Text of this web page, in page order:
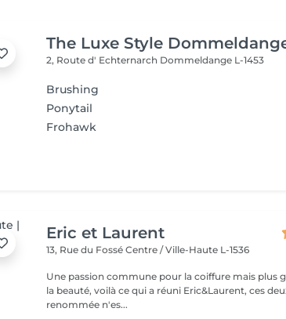
The Luxe Style
2, Route d' Echternarch Dommeldange L-1453
Brushing
Ponytail
Frohawk
Eric et Laurent
13, Rue du FosséCentre / Ville-Haute L-1536
Une passion commune pour la coiffure mais plus
la beauté, voilà ce qui a réuni Eric&Laurent, ces
renommée n'es...